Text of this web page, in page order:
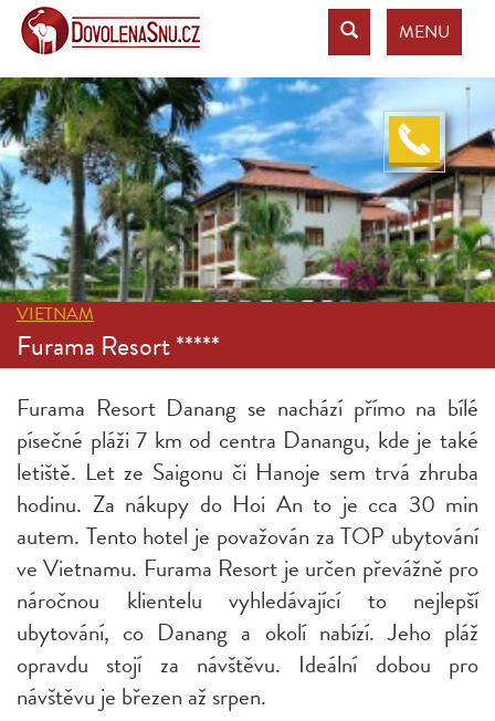
MENU
VIETNAM
Furama Resort *****
Furama Resort Danang se nachází přímo na bílé
písečné pláži 7 km od centra Danangu, kde je také
letiště. Let ze Saigonu či Hanoje sem trvá zhruba
hodinu. Za nákupy do Hoi An to je cca 30 min
autem. Tento hotel je považován za TOP ubytování
ve Vietnamu. Furama Resort je určen převážně pro
náročnou klientelu vyhledávající to nejlepší
ubytování, co Danang a okolí nabízí. Jeho pláž
opravdu stojí za návštěvu. Ideální dobou pro
návštěvu je březen až srpen.